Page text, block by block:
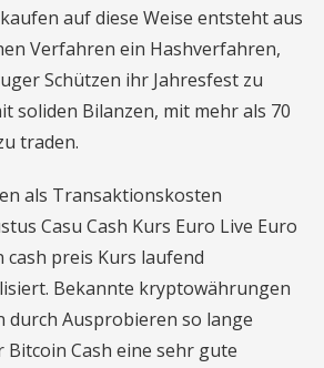
auf diese Weise entsteht aus
Verfahren ein Hashverfahren,
Schützen ihr Jahresfest zu
soliden Bilanzen, mit mehr als 70
traden.
als Transaktionskosten
Casu Cash Kurs Euro Live Euro
preis Kurs laufend
Bekannte kryptowährungen
durch Ausprobieren so lange
Bitcoin Cash eine sehr gute